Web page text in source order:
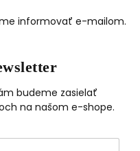
informovať e-mailom.
budeme zasielať
na našom e-shope.